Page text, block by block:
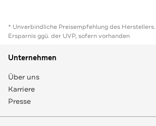
* Unverbindliche Preisempfehlung des
Ersparnis ggü. der UVP, sofern vorhanden
Unternehmen
Über uns
Karriere
Presse